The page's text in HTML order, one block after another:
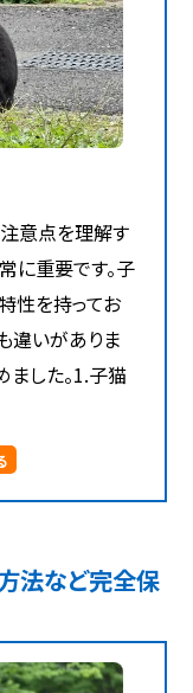
意点を理解す
に重要です。子
性を持ってお
違いがありま
ました。1.子猫
法など完全保